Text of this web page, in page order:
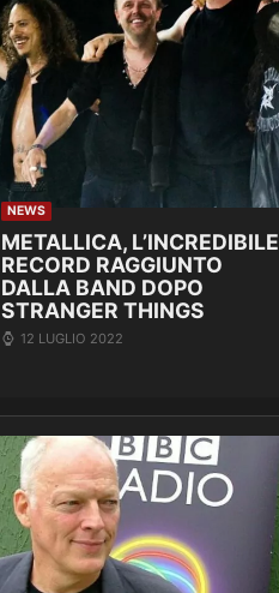
NEWS
METALLICA, L’INCREDIBILE
RECORD RAGGIUNTO
DALLA BAND DOPO
STRANGER THINGS
12 LUGLIO 2022